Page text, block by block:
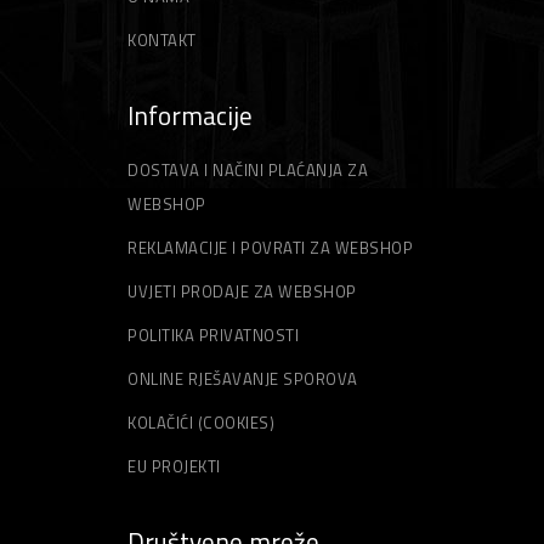
KONTAKT
Informacije
DOSTAVA I NAČINI PLAĆANJA ZA
WEBSHOP
REKLAMACIJE I POVRATI ZA WEBSHOP
UVJETI PRODAJE ZA WEBSHOP
POLITIKA PRIVATNOSTI
ONLINE RJEŠAVANJE SPOROVA
KOLAČIĆI (COOKIES)
EU PROJEKTI